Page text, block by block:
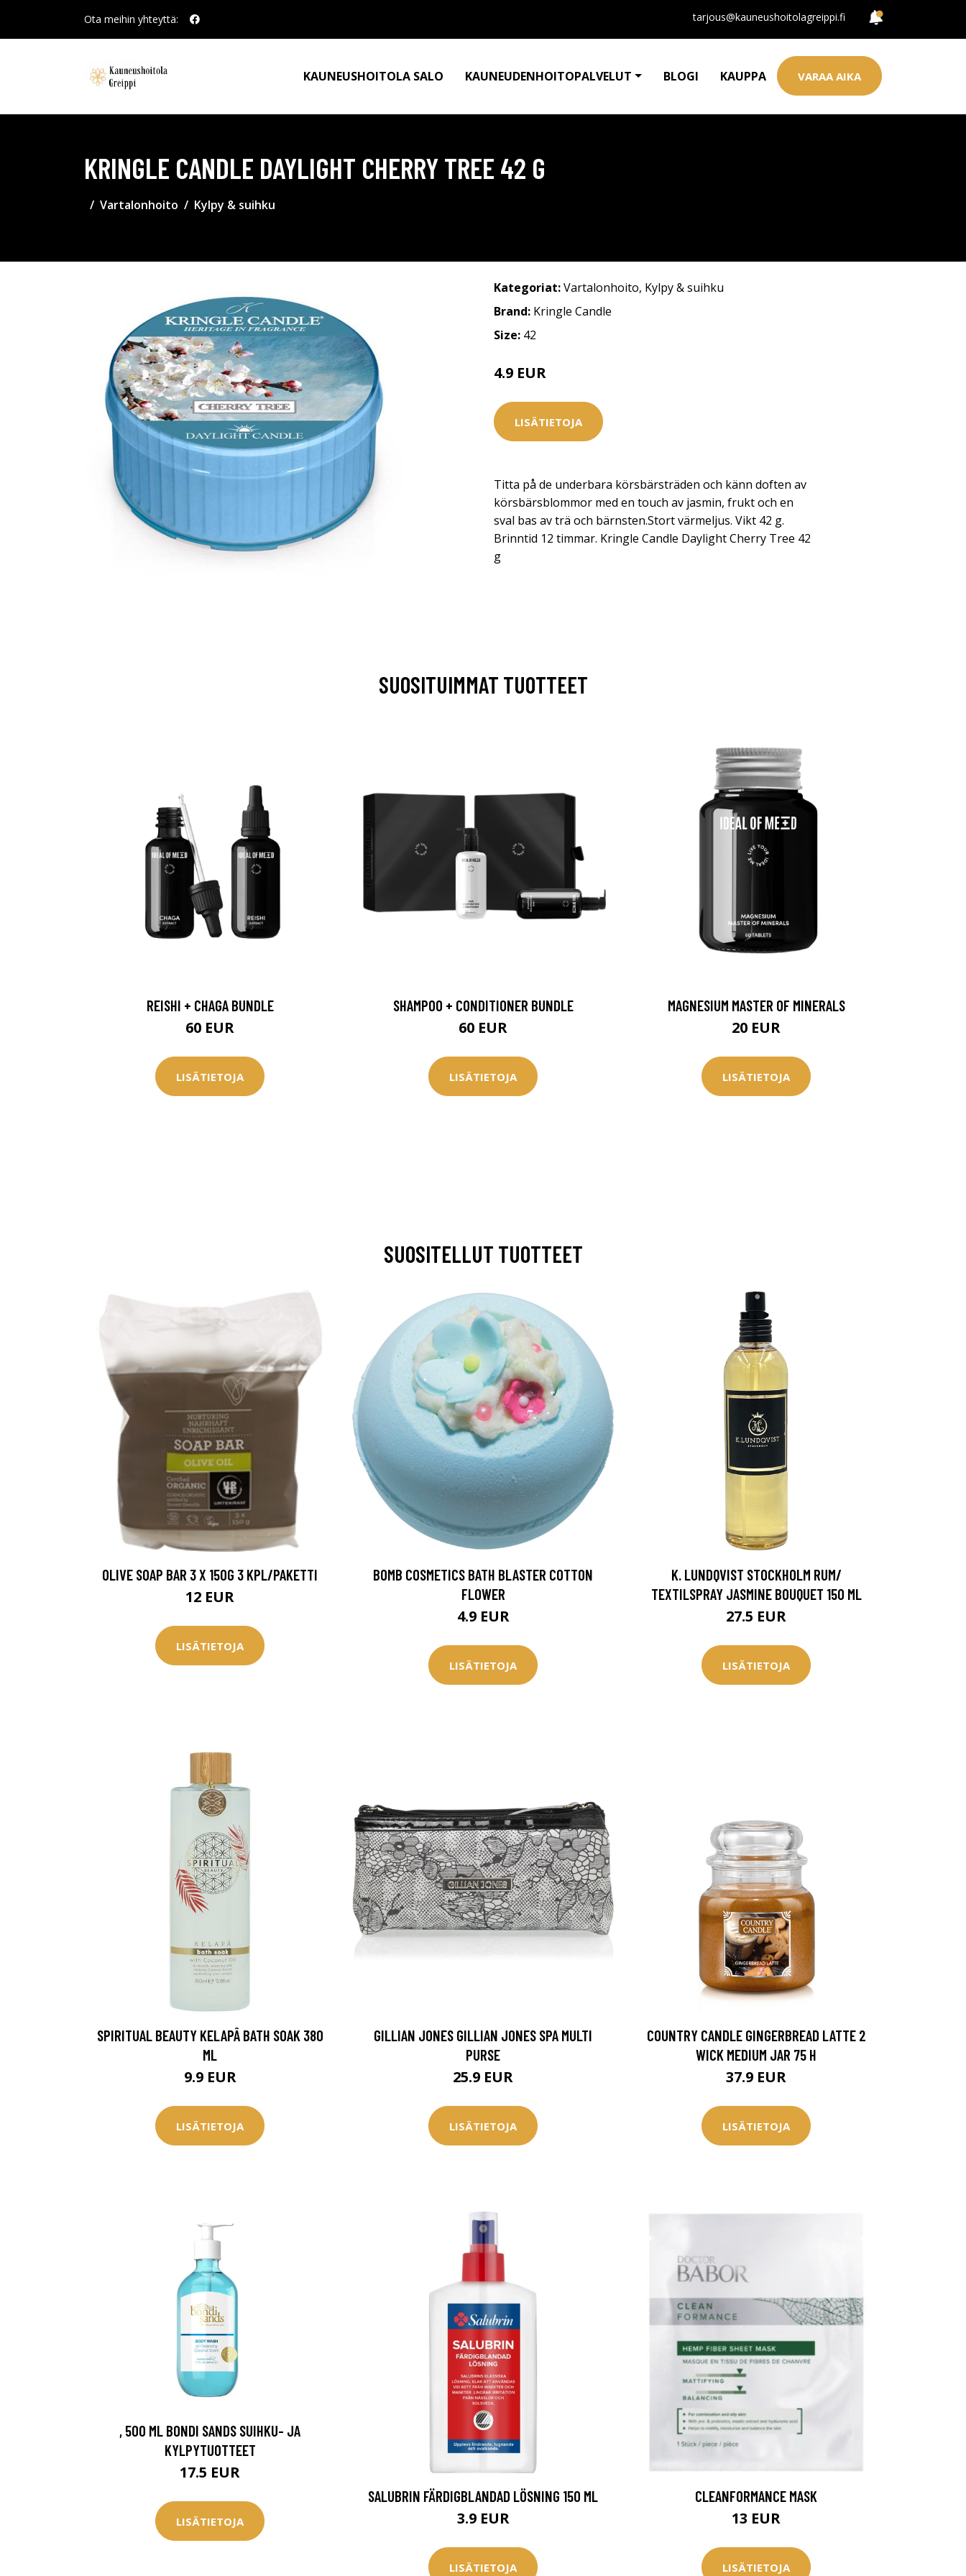
Ota meihin yhteyttä: tarjous@kauneushoitolagreippi.fi
KAUNEUSHOITOLA SALO KAUNEUDENHOITOPALVELUT BLOGI KAUPPA VARAA AIKA
KRINGLE CANDLE DAYLIGHT CHERRY TREE 42 G
Vartalonhoito Kylpy & suihku
Kategoriat:Vartalonhoito, Kylpy & suihku
Brand: Kringle Candle
Size: 42
4.9 EUR
LISÄTIETOJA
Titta på de underbara körsbärsträden och känn doften av
körsbärsblommor med en touch av jasmin, frukt och en
sval bas av trä och bärnsten.Stort värmeljus. Vikt 42 g.
Brinntid 12 timmar. Kringle Candle Daylight Cherry Tree 42
g
SUOSITUIMMAT TUOTTEET
REISHI + CHAGA BUNDLE
60 EUR
LISÄTIETOJA
SHAMPOO + CONDITIONER BUNDLE
60 EUR
LISÄTIETOJA
MAGNESIUM MASTER OF MINERALS
20 EUR
LISÄTIETOJA
SUOSITELLUT TUOTTEET
OLIVE SOAP BAR 3 X 150G 3 KPL/PAKETTI
12 EUR
LISÄTIETOJA
BOMB COSMETICS BATH BLASTER COTTON
FLOWER
4.9 EUR
LISÄTIETOJA
K. LUNDQVIST STOCKHOLM RUM/
TEXTILSPRAY JASMINE BOUQUET 150 ML
27.5 EUR
LISÄTIETOJA
SPIRITUAL BEAUTY KELAPÂ BATH SOAK 380
ML
9.9 EUR
LISÄTIETOJA
GILLIAN JONES GILLIAN JONES SPA MULTI
PURSE
25.9 EUR
LISÄTIETOJA
COUNTRY CANDLE GINGERBREAD LATTE 2
WICK MEDIUM JAR 75 H
37.9 EUR
LISÄTIETOJA
, 500 ML BONDI SANDS SUIHKU- JA
KYLPYTUOTTEET
17.5 EUR
LISÄTIETOJA
SALUBRIN FÄRDIGBLANDAD LÖSNING 150 ML
3.9 EUR
LISÄTIETOJA
CLEANFORMANCE MASK
13 EUR
LISÄTIETOJA
Erikoistarjous
Sponsoriltamme
IdealofMeD Kauppa
Kaikki IdealofMeDin tuotteet -20 %!
Saat myös -200 € toimenpiteistä, kun
konsultaation